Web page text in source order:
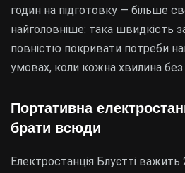
годин на підготовку — більше
найголовніше: така швидкість
повністю покривати потреби
умовах, коли кожна хвилина без
Портативна
брати всюди
Електростанція Блуєтті важить